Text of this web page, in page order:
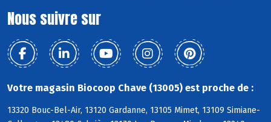
Nous suivre sur
Votre magasin Biocoop Chave (13005) est proche de :
13320 Bouc-Bel-Air, 13120 Gardanne, 13105 Mimet, 13109 Simiane-